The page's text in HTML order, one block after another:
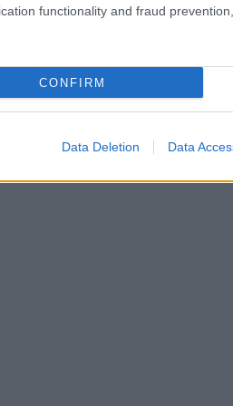
functionality and fraud
CONFIRM
Data Deletion Data